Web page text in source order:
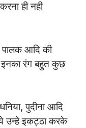
ही नही
आदि की
इनका रंग बहुत कुछ
पुदीना आदि
उन्हे इकट्ठा करके